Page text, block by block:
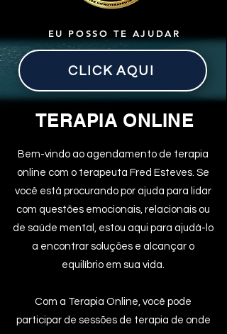
EU POSSO TE AJUDAR
CLICK AQUI
TERAPIA ONLINE
Bem-vindo ao agendamento de terapia
online com o terapeuta Fred Esteves. Se
você está procurando por ajuda para lidar
com questões emocionais, relacionais ou
de saúde mental, estou aqui para ajudá-lo
a encontrar soluções e alcançar o
equilíbrio em sua vida.
Com a Terapia Online, você pode
participar de sessões de terapia de onde